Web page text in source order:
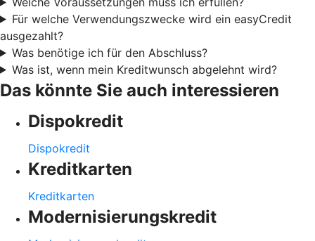
Für welche Verwendungszwecke wird ein easyCredit
ausgezahlt?
Was benötige ich für den Abschluss?
Was ist, wenn mein Kreditwunsch abgelehnt wird?
Das könnte Sie auch interessieren
Dispokredit
Dispokredit
Kreditkarten
Kreditkarten
Modernisierungskredit